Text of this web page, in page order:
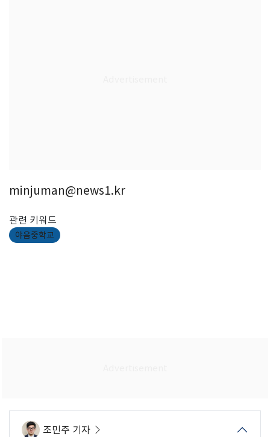
minjuman@news1.kr
관련 키워드
야음중학교
조민주 기자